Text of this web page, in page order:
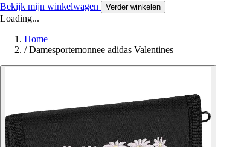
Bekijk mijn winkelwagen Verder winkelen
Loading...
Home
/ Damesportemonnee adidas Valentines